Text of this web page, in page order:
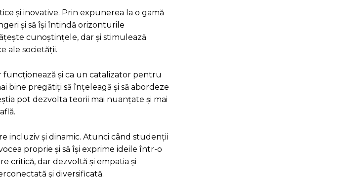
și inovative. Prin expunerea la o gamă
și să își întindă orizonturile
cunoștințele, dar și stimulează
ale societății.
funcționează și ca un catalizator pentru
bine pregătiți să înțeleagă și să abordeze
pot dezvolta teorii mai nuanțate și mai
incluziv și dinamic. Atunci când studenții
proprie și să își exprime ideile într-o
critică, dar dezvoltă și empatia și
și diversificată.